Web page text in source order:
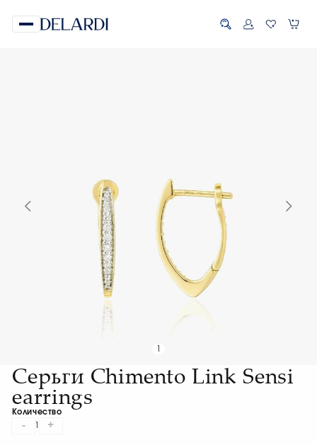
Серьги Chimento Link Sensi
earrings
Количество
- +